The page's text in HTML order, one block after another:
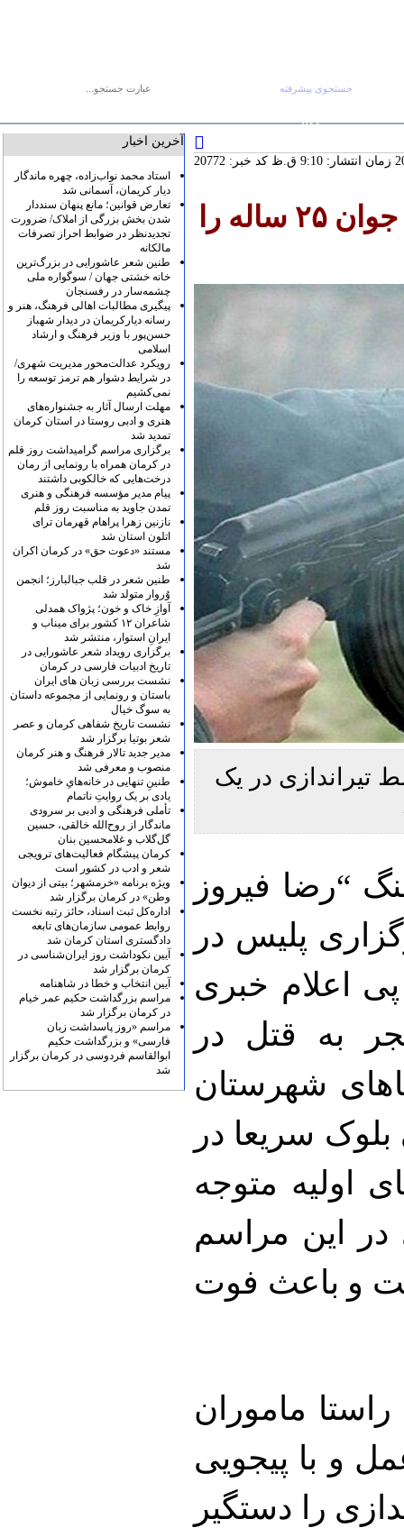
جستجوی پیشرفته
RSS
کد خبر: 20772
رسم غلط تيراندازی در جشن ها فوت جوان ۲۵ ساله را
تيراندازی در يک
“رضا فيروز
پليس در
اعلام خبری
به قتل در
شهرستان
سريعا در
اوليه متوجه
در اين مراسم
۲۵ ساله اصابت و باعث فوت
ماموران
و با پيجويی
را دستگير
آخرین اخبار
استاد محمد نواب‌زاده، چهره ماندگار
دیار کریمان، آسمانی شد
تعارض قوانین؛ مانع پنهان سنددار
شدن بخش بزرگی از املاک/ ضرورت
تجدیدنظر در ضوابط احراز تصرفات
مالکانه
طنین شعر عاشورایی در بزرگ‌ترین
خانه خشتی جهان / سوگواره ملی
چشمه‌سار در رفسنجان
پیگیری مطالبات اهالی فرهنگ، هنر و
رسانه دیارکریمان در دیدار شهباز
حسن‌پور با وزیر فرهنگ و ارشاد
اسلامی
رویکرد عدالت‌محور مدیریت شهری/
در شرایط دشوار هم ترمز توسعه را
نمی‌کشیم
مهلت ارسال آثار به جشنواره‌های
هنری و ادبی روستا در استان کرمان
تمدید شد
برگزاری مراسم گرامیداشت روز قلم
در کرمان همراه با رونمایی از رمان
درخت‌هایی که خالکوبی داشتند
پیام مدیر مؤسسه فرهنگی و هنری
تمدن جاوید به مناسبت روز قلم
نازنین زهرا پراهام قهرمان ترای
اتلون استان شد
مستند «دعوت حق» در کرمان اکران
شد
طنین شعر در قلب جبالبارز؛ انجمن
وُروار متولد شد
آوازِ خاک و خون؛ پژواک همدلی
شاعران ۱۲ کشور برای میناب و
ایرانِ استوار، منتشر شد
برگزاری رویداد شعر عاشورایی در
تاریخ ادبیات فارسی در کرمان
نشست بررسی زبان های ایران
باستان و رونمایی از مجموعه داستان
به سوگ خیال
نشست تاریخ شفاهی کرمان و عصر
شعر بوتیا برگزار شد
مدیر جدید تالار فرهنگ و هنر کرمان
منصوب و معرفی شد
طنینِ تنهایی در خانه‌هایِ خاموش؛
یادی بر یک روایتِ ناتمام
تأملی فرهنگی و ادبی بر سرودی
ماندگار از روح‌الله خالقی، حسین
گل‌گلاب و غلامحسین بنان
کرمان پیشگام فعالیت‌های ترویجی
شعر و ادب در کشور است
ویژه برنامه «خرمشهر؛ بیتی از دیوان
وطن» در کرمان برگزار شد
اداره‌کل ثبت اسناد، حائز رتبه نخست
روابط عمومی سازمان‌های تابعه
دادگستری استان کرمان شد
آیین نکوداشت روز ایران‌شناسی در
کرمان برگزار شد
آیین انتخاب و خطا در شاهنامه
مراسم بزرگداشت حکیم عمر خیام
در کرمان برگزار شد
مراسم «روز پاسداشت زبان
فارسی» و بزرگداشت حکیم
ابوالقاسم فردوسی در کرمان برگزار
شد